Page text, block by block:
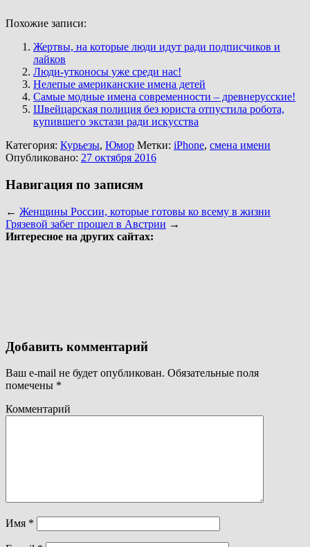
Похожие записи:
Жертвы, на которые люди идут ради подписчиков и
лайков
Люди-утконосы уже среди нас!
Нелепые американские имена детей
Самые модные имена современности – древнерусские!
Швейцарская полиция без юриста отпустила робота,
купившего экстази ради искусства
Категория: Курьезы, Юмор Метки: iPhone, смена имени
Опубликовано: 27 октября 2016
Навигация по записям
← Женщины России, которые готовы ко всему в жизни
Грязевой забег прошел в Австрии →
Интересное на других сайтах:
Добавить комментарий
Ваш e-mail не будет опубликован. Обязательные поля
помечены *
Комментарий
Имя *